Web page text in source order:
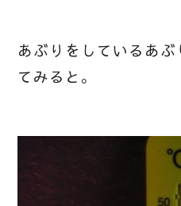
あぶりをしているあ
てみると。